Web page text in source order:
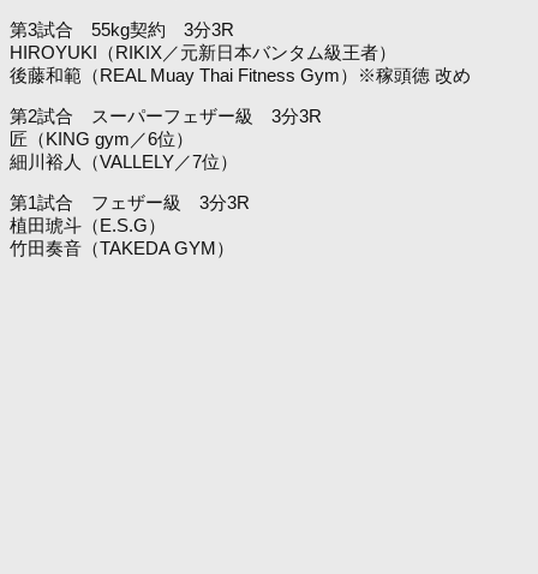
第3試合 55kg契約 3分3R
HIROYUKI（RIKIX／元新日本バンタム級王者）
後藤和範（REAL Muay Thai Fitness Gym）※稼頭徳 改め
第2試合 スーパーフェザー級 3分3R
匠（KING gym／6位）
細川裕人（VALLELY／7位）
第1試合 フェザー級 3分3R
植田琥斗（E.S.G）
竹田奏音（TAKEDA GYM）